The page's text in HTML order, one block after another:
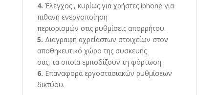
4. Έλεγχος , κυρίως για χρήστες iphone για
πιθανή ενεργοποίηση
περιορισμών στις ρυθμίσεις απορρήτου.
5. Διαγραφή αχρείαστων στοιχείων στον
αποθηκευτικό χώρο της συσκευής
σας, τα οποία εμποδίζουν τη φόρτωση .
6. Επαναφορά εργοστασιακών ρυθμίσεων
δικτύου.